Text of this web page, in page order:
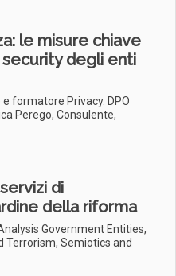
le misure chiave
degli enti
formatore Privacy. DPO
Perego, Consulente,
di
della riforma
Government Entities,
Terrorism, Semiotics and